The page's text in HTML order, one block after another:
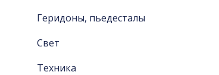
Геридоны, пьедесталы
Свет
Техника